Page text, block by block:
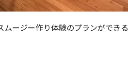
ージー作り体験のプランができる